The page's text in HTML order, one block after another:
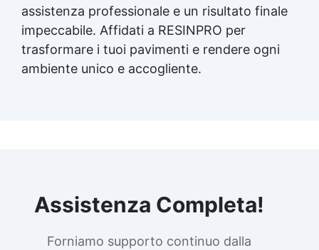
assistenza professionale e un risultato finale
impeccabile. Affidati a RESINPRO per
trasformare i tuoi pavimenti e rendere ogni
ambiente unico e accogliente.
Assistenza Completa!
Forniamo supporto continuo dalla